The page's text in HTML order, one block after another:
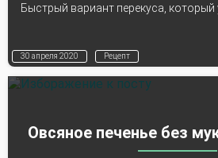
Быстрый вариант перекуса,
30 апреля 2020 Рецепт
Овсяное печенье без